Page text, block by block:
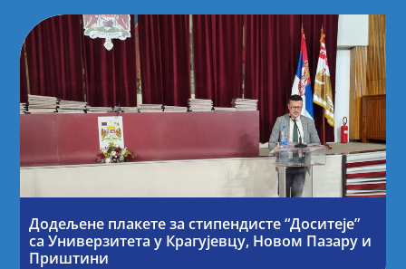
Додељене плакете за стипендисте “Доситеје”
са Универзитета у Крагујевцу, Новом Пазару и
Приштини